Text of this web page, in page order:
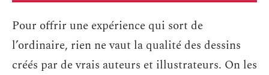
Pour offrir une expérience qui sort de
l’ordinaire, rien ne vaut la qualité des dessins
créés par de vrais auteurs et illustrateurs. On les